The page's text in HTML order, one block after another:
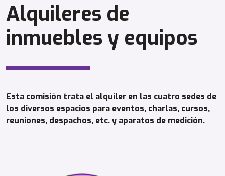
Alquileres de
inmuebles y equipos
Esta comisión trata el alquiler en las cuatro sedes de
los diversos espacios para eventos, charlas, cursos,
reuniones, despachos, etc. y aparatos de medición.